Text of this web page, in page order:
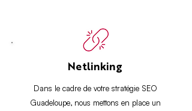
Netlinking
Dans le cadre de votre stratégie SEO
Guadeloupe, nous mettons en place un